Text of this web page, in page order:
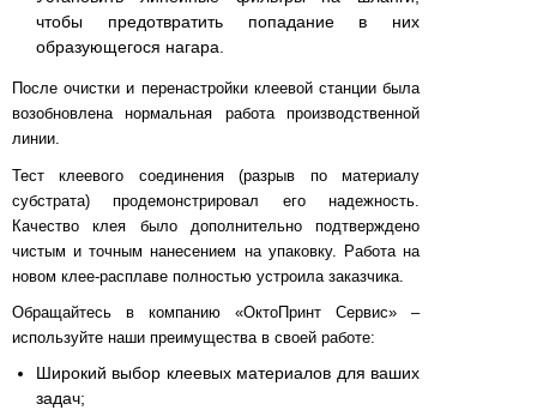
чтобы предотвратить попадание в них
образующегося нагара.
После очистки и перенастройки клеевой станции была
возобновлена нормальная работа производственной
линии.
Тест клеевого соединения (разрыв по материалу
субстрата) продемонстрировал его надежность.
Качество клея было дополнительно подтверждено
чистым и точным нанесением на упаковку. Работа на
новом клее-расплаве полностью устроила заказчика.
Обращайтесь в компанию «ОктоПринт Сервис» –
используйте наши преимущества в своей работе:
Широкий выбор клеевых материалов для ваших
задач;